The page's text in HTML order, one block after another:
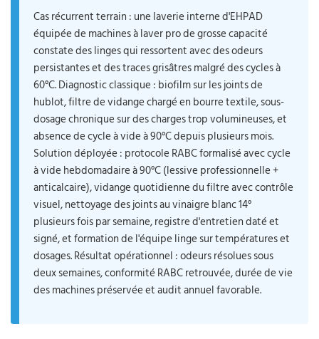
Cas récurrent terrain : une laverie interne d'EHPAD
équipée de machines à laver pro de grosse capacité
constate des linges qui ressortent avec des odeurs
persistantes et des traces grisâtres malgré des cycles à
60°C. Diagnostic classique : biofilm sur les joints de
hublot, filtre de vidange chargé en bourre textile, sous-
dosage chronique sur des charges trop volumineuses, et
absence de cycle à vide à 90°C depuis plusieurs mois.
Solution déployée : protocole RABC formalisé avec cycle
à vide hebdomadaire à 90°C (lessive professionnelle +
anticalcaire), vidange quotidienne du filtre avec contrôle
visuel, nettoyage des joints au vinaigre blanc 14°
plusieurs fois par semaine, registre d'entretien daté et
signé, et formation de l'équipe linge sur températures et
dosages. Résultat opérationnel : odeurs résolues sous
deux semaines, conformité RABC retrouvée, durée de vie
des machines préservée et audit annuel favorable.